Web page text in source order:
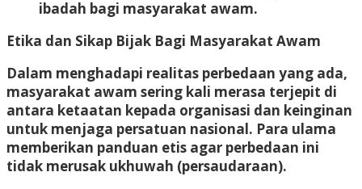
ibadah bagi masyarakat awam.
Etika dan Sikap Bijak Bagi Masyarakat Awam
Dalam menghadapi realitas perbedaan yang ada,
masyarakat awam sering kali merasa terjepit di
antara ketaatan kepada organisasi dan keinginan
untuk menjaga persatuan nasional. Para ulama
memberikan panduan etis agar perbedaan ini
tidak merusak ukhuwah (persaudaraan).